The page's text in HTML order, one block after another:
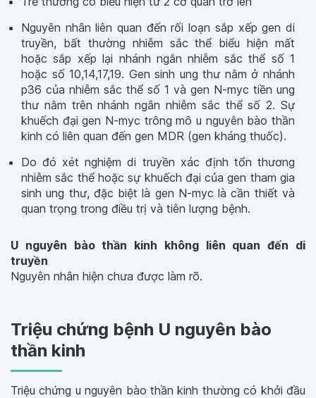
Nguyên nhân liên quan đến rối loạn sắp xếp gen di
truyền, bất thường nhiễm sắc thể biểu hiện mất
hoặc sắp xếp lại nhánh ngắn nhiễm sắc thể số 1
hoặc số 10,14,17,19. Gen sinh ung thư nằm ở nhánh
p36 của nhiễm sắc thể số 1 và gen N-myc tiền ung
thư nằm trên nhánh ngắn nhiễm sắc thể số 2. Sự
khuếch đại gen N-myc trông mô u nguyên bào thần
kinh có liên quan đến gen MDR (gen kháng thuốc).
Do đó xét nghiệm di truyền xác định tổn thương
nhiễm sắc thể hoặc sự khuếch đại của gen tham gia
sinh ung thư, đặc biệt là gen N-myc là cần thiết và
quan trọng trong điều trị và tiên lượng bệnh.
U nguyên bào thần kinh không liên quan đến di
truyền
Nguyên nhân hiện chưa được làm rõ.
Triệu chứng bệnh U nguyên bào
thần kinh
Triệu chứng u nguyên bào thần kinh thường có khởi đầu